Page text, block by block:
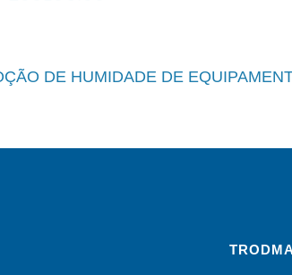
DE HUMIDADE DE